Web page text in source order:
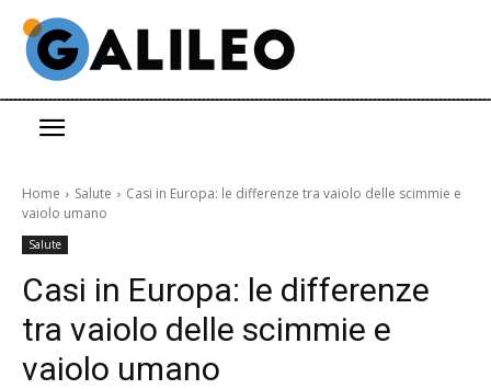
Home Salute
Casi in Europa: le differenze tra vaiolo delle scimmie e
vaiolo umano
Salute
Casi in Europa: le differenze
tra vaiolo delle scimmie e
vaiolo umano